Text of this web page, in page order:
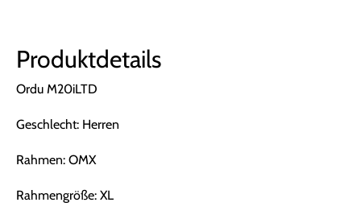
Produktdetails
Ordu M20iLTD
Geschlecht: Herren
Rahmen: OMX
Rahmengröße: XL